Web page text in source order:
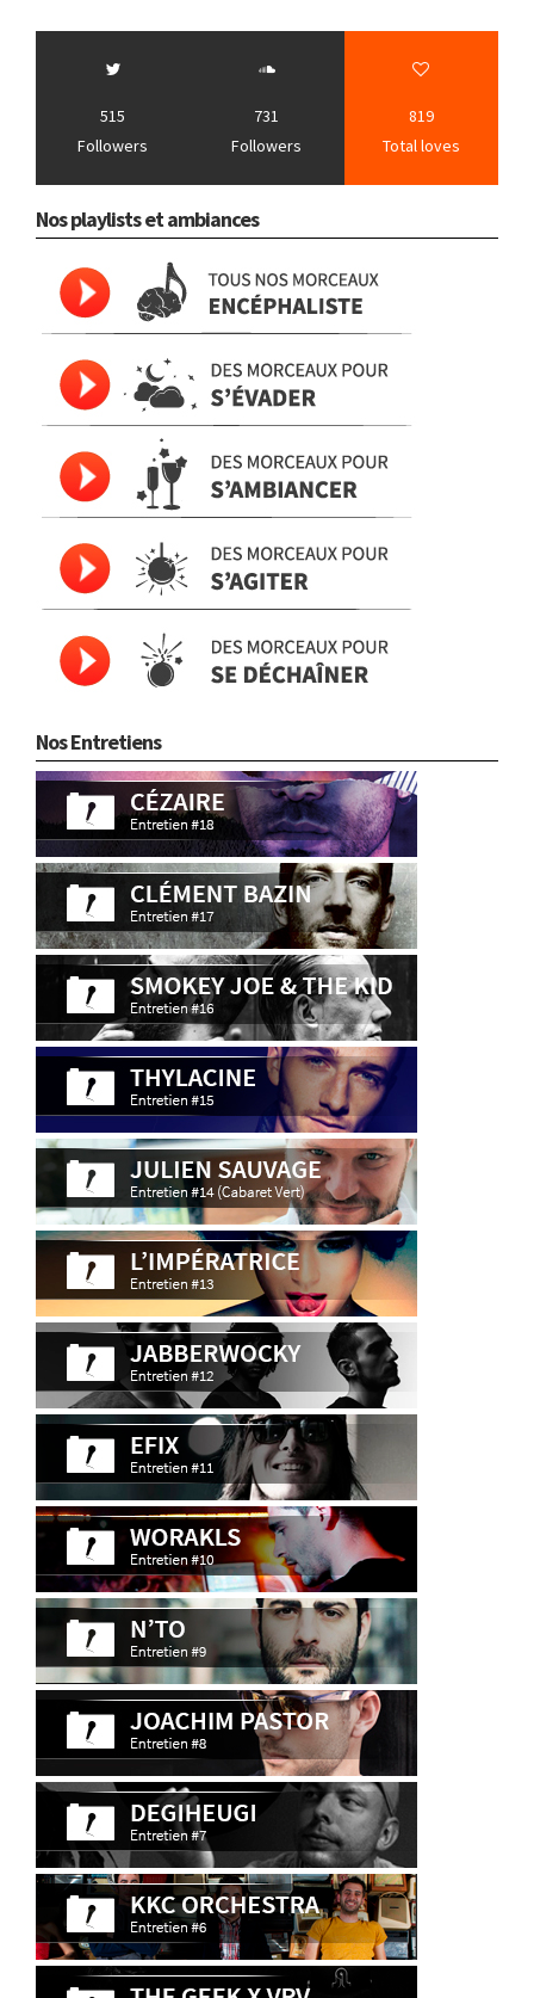
515
Followers
731
Followers
819
Total loves
Nos playlists et ambiances
Nos Entretiens